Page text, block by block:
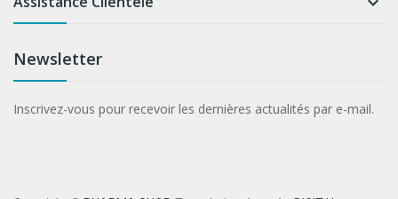
Newsletter
Inscrivez-vous pour recevoir les dernières actualités par e-mail.